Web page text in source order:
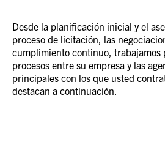
Desde la planificación inicial y el
proceso de licitación, las
cumplimiento continuo, trabajamos
procesos entre su empresa y las
principales con los que usted
destacan a continuación.